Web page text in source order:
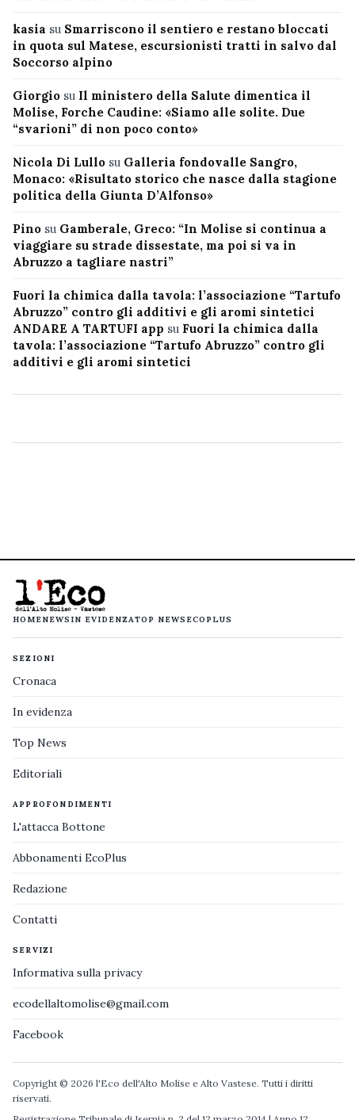
kasia su Smarriscono il sentiero e restano bloccati
in quota sul Matese, escursionisti tratti in salvo dal
Soccorso alpino
Giorgio su Il ministero della Salute dimentica il
Molise, Forche Caudine: «Siamo alle solite. Due
“svarioni” di non poco conto»
Nicola Di Lullo su Galleria fondovalle Sangro,
Monaco: «Risultato storico che nasce dalla stagione
politica della Giunta D’Alfonso»
Pino su Gamberale, Greco: “In Molise si continua a
viaggiare su strade dissestate, ma poi si va in
Abruzzo a tagliare nastri”
Fuori la chimica dalla tavola: l’associazione “Tartufo
Abruzzo” contro gli additivi e gli aromi sintetici
ANDARE A TARTUFI app su Fuori la chimica dalla
tavola: l’associazione “Tartufo Abruzzo” contro gli
additivi e gli aromi sintetici
HOMENEWS IN EVIDENZATOP NEWS ECOPLUS
SEZIONI
Cronaca
In evidenza
Top News
Editoriali
APPROFONDIMENTI
L'attacca Bottone
Abbonamenti EcoPlus
Redazione
Contatti
SERVIZI
Informativa sulla privacy
ecodellaltomolise@gmail.com
Facebook
Copyright © 2026 l'Eco dell'Alto Molise e Alto Vastese. Tutti i diritti
riservati.